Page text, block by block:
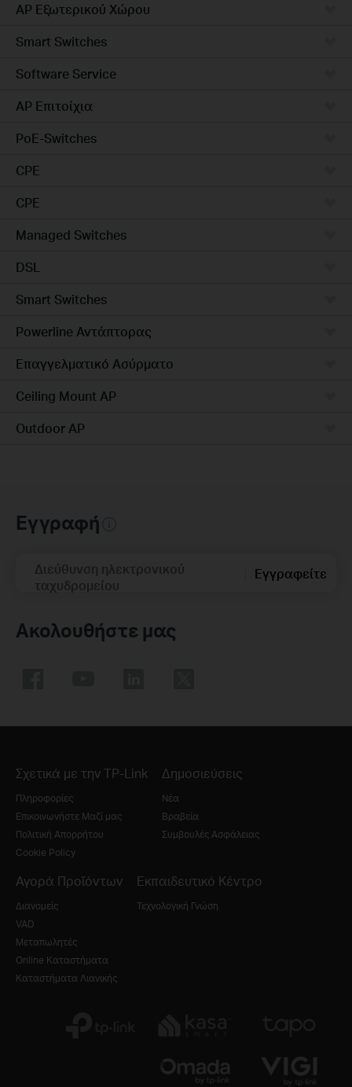
AP Εξωτερικού Χώρου
Smart Switches
Software Service
AP Επιτοίχια
PoE-Switches
CPE
CPE
Managed Switches
DSL
Smart Switches
Powerline Αντάπτορας
Επαγγελματικό Ασύρματο
Ceiling Mount AP
Outdoor AP
Εγγραφή
Διεύθυνση ηλεκτρονικού
ταχυδρομείου
Εγγραφείτε
Ακολουθήστε μας
Σχετικά με την TP-Link
Πληροφορίες
Επικοινωνήστε Μαζί μας
Πολιτική Απορρήτου
Cookie Policy
Δημοσιεύσεις
Νέα
Βραβεία
Συμβουλές Ασφάλειας
Αγορά Προϊόντων
Διανομείς
VAD
Μεταπωλητές
Online Καταστήματα
Καταστήματα Λιανικής
Εκπαιδευτικό Κέντρο
Τεχνολογική Γνώση